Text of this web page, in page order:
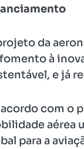
da
à
e já
acordo com o
aérea
para a